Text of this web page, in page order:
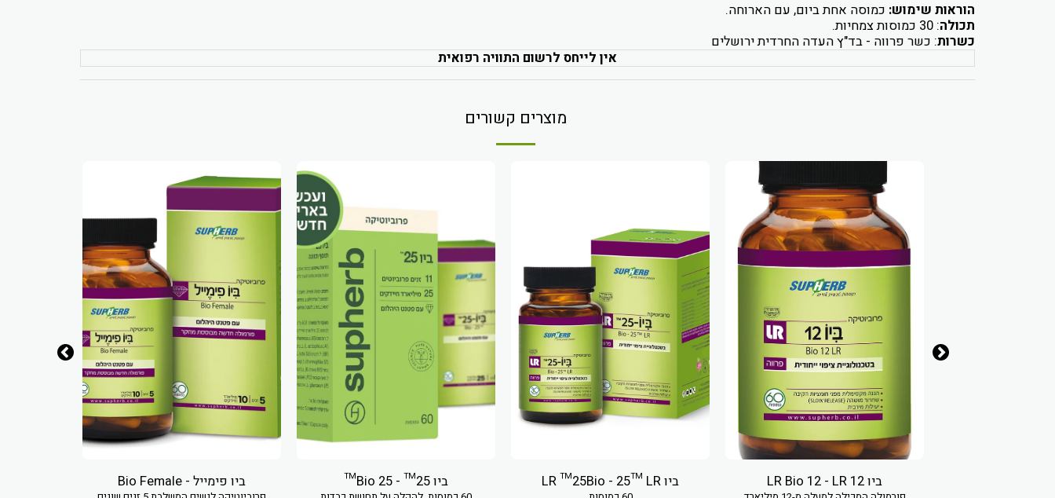
הוראות שימוש: כמוסה אחת ביום, עם הארוחה.
תכולה: 30 כמוסות צמחיות.
כשרות: כשר פרווה - בד"ץ העדה החרדית ירושלים
אין לייחס לרשום התוויה רפואית
מוצרים קשורים
ביו 12 LR Bio 12 - LR ביו LR ™25Bio - 25™ LR ביו 25™ - Bio 25™ ביו פימייל - Bio Female